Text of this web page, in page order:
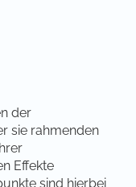
der
sie rahmenden
Effekte
sind hierbei